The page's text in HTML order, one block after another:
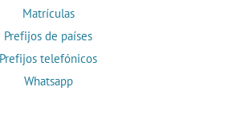
Matrículas
Prefijos de países
Prefijos telefónicos
Whatsapp